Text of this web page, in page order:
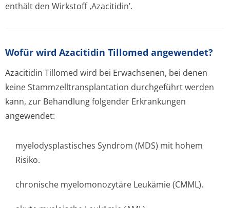
enthält den Wirkstoff ,Azacitidin’.
Wofür wird Azacitidin Tillomed angewendet?
Azacitidin Tillomed wird bei Erwachsenen, bei denen
keine Stammzelltran­splantation durchgeführt werden
kann, zur Behandlung folgender Erkrankungen
angewendet:
myelodysplastisches Syndrom (MDS) mit hohem
Risiko.
chronische myelomonozytäre Leukämie (CMML).